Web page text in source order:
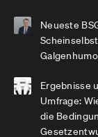
Neueste
Ergebnisse
Umfrage:
die